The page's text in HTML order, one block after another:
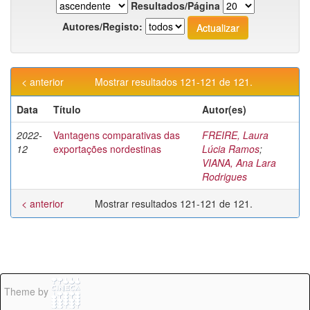
Resultados/Página
Autores/Registo:
Mostrar resultados 121-121 de 121.
< anterior
Data
Título
Autor(es)
2022-
12
Vantagens comparativas das
exportações nordestinas
FREIRE, Laura
Lúcia Ramos;
VIANA, Ana Lara
Rodrigues
Mostrar resultados 121-121 de 121.
< anterior
Theme by